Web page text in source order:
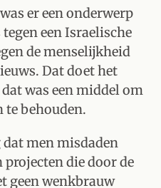
er een onderwerp
een Israelische
de menselijkheid
Dat doet het
was een middel om
te behouden.
dat men misdaden
die door de
geen wenkbrauw